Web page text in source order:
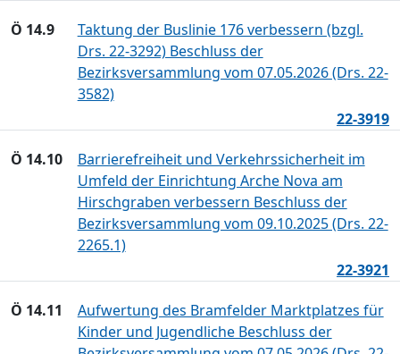
Ö 14.9
Taktung der Buslinie 176 verbessern (bzgl.
Drs. 22-3292) Beschluss der
Bezirksversammlung vom 07.05.2026 (Drs. 22-
3582)
22-3919
Ö 14.10
Barrierefreiheit und Verkehrssicherheit im
Umfeld der Einrichtung Arche Nova am
Hirschgraben verbessern Beschluss der
Bezirksversammlung vom 09.10.2025 (Drs. 22-
2265.1)
22-3921
Ö 14.11
Aufwertung des Bramfelder Marktplatzes für
Kinder und Jugendliche Beschluss der